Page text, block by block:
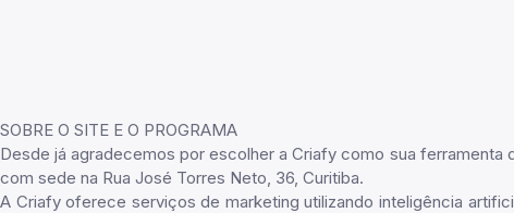
SOBRE O SITE E O PROGRAMA
Desde já agradecemos por escolher a Criafy como sua
com sede na Rua José Torres Neto, 36, Curitiba.
A Criafy oferece serviços de marketing utilizando inteligência